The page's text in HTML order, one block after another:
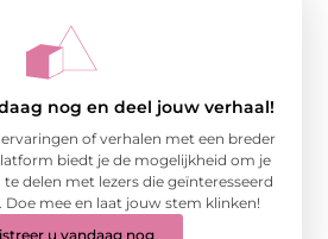
nog en deel jouw verhaal!
of verhalen met een breder
biedt je de mogelijkheid om je
delen met lezers die geïnteresseerd
mee en laat jouw stem klinken!
u vandaag nog